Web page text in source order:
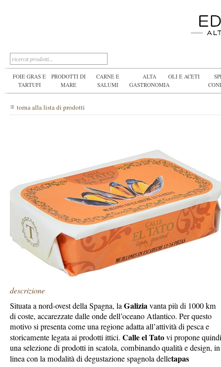
FOIE GRAS E
TARTUFI
PRODOTTI DI
MARE
CARNE E
SALUMI
ALTA
GASTRONOMIA
OLI E ACETI
torna alla lista di prodotti
descrizione
Situata a nord-ovest della Spagna, laGaliziavanta più di 1000 km
di coste, accarezzate dalle onde dell’oceano Atlantico. Per questo
motivo si presenta come una regione adatta all’attività di pesca e
storicamente legata ai prodotti ittici. Calle el Tatovi propone quindi
una selezione di prodotti in scatola, combinando qualità e design, in
linea con la modalità di degustazione spagnola delletapas